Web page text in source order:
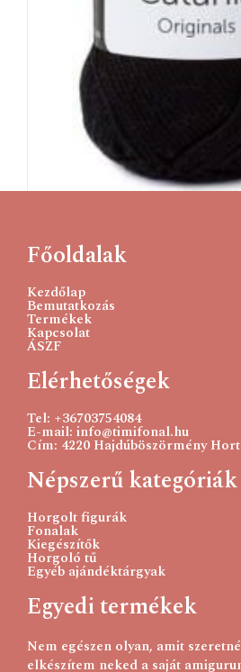
Catania originals 110- fekete
Kosárba teszem
Főoldalak
Kezdőlap
Bemutatkozás
Termékek
Kapcsolat
ÁSZF
Elérhetőségek
Tel: +36703754084
E-mail: info@timifonal.hu
Cím: 4220 Hajdúböszörmény
Népszerű kategóriák
Horgolt figurák
Fonalak
Kiegészítők
Horgoló tű
Egyéb ajándéktárgyak
Egyedi termékek
Nem egészen olyan, amit
elkészítem neked a saját